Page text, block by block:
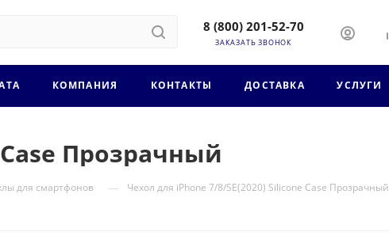
8 (800) 201-52-70
ЗАКАЗАТЬ ЗВОНОК
КОМПАНИЯ КОНТАКТЫ ДОСТАВКА УСЛУГИ
Прозрачный
для смартфонов — Чехол для iPhone 7/8/SE(2020) Silicone Case Прозрачный